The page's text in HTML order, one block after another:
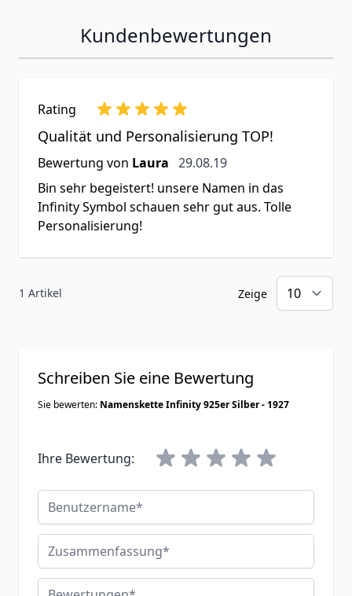
Kundenbewertungen
Rating
Qualität und Personalisierung TOP!
Bewertung von Laura 29. August 2019
29.08.19
Bin sehr begeistert! unsere Namen in das
Infinity Symbol schauen sehr gut aus. Tolle
Personalisierung!
1 Artikel Zeige
Schreiben Sie eine Bewertung
Sie bewerten: Namenskette Infinity 925er Silber - 1927
Ihre Bewertung:
Benutzername
Zusammenfassung
Bewertungen